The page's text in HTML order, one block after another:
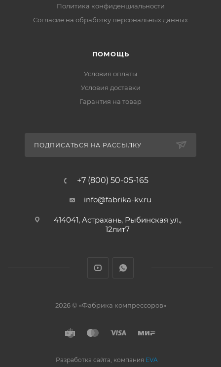
Политика конфиденциальности
Cогласие на обработку персональных данных
ПОМОЩЬ
Условия оплаты
Условия доставки
Гарантия на товар
ПОДПИСАТЬСЯ НА РАССЫЛКУ
+7 (800) 50-05-165
info@fabrika-kv.ru
414041, Астрахань, Рыбинская ул.,
12лит7
2026 © «Фабрика компрессоров»
Разработка сайта, компания EVA